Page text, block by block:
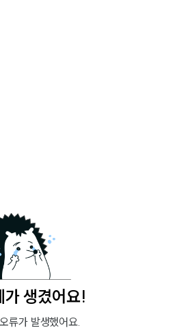
가 생겼어요!
류가 발생했어요.